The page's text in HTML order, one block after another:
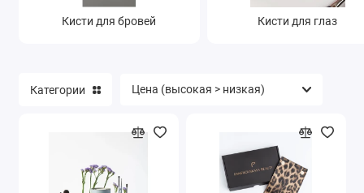
Кисти для бровей Кисти для глаз
Категории